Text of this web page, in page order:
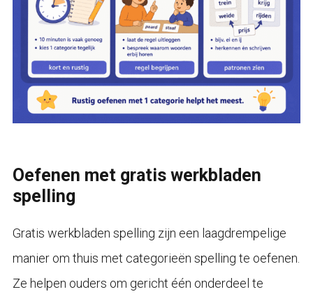
Oefenen met gratis werkbladen
spelling
Gratis werkbladen spelling zijn een laagdrempelige
manier om thuis met categorieën spelling te oefenen.
Ze helpen ouders om gericht één onderdeel te